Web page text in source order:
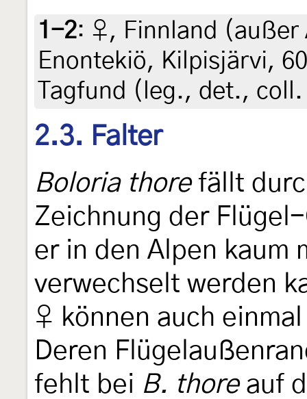
1-2: ♀, Finnland
Enontekiö, Kilpisjärvi,
Tagfund (leg., det.,
2.3. Falter
Boloria thorefällt
Zeichnung der
er in den Alpen kaum
verwechselt werden
♀ können auch
Deren
fehlt bei B. thoreauf